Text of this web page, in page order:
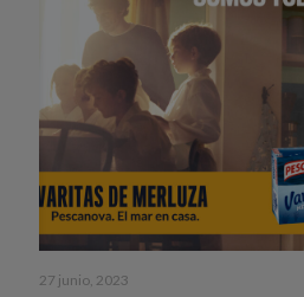
27 junio, 2023